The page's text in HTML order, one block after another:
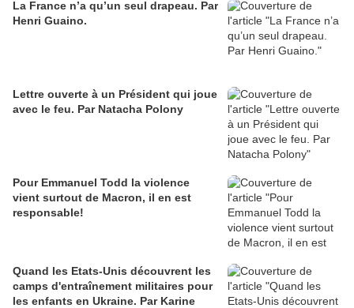
La France n’a qu’un seul drapeau. Par
Henri Guaino.
Lettre ouverte à un Président qui joue
avec le feu. Par Natacha Polony
Pour Emmanuel Todd la violence
vient surtout de Macron, il en est
responsable!
Quand les Etats-Unis découvrent les
camps d'entraînement militaires pour
les enfants en Ukraine. Par Karine